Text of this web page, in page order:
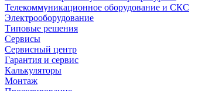
Телекоммуникационное оборудование и СКС
Электрооборудование
Типовые решения
Сервисы
Сервисный центр
Гарантия и сервис
Калькуляторы
Монтаж